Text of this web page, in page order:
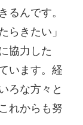
るんです。
らきたい」
協力した
います。経
ろな方々と
れからも努